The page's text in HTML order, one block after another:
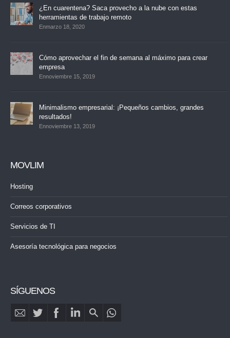
¿En cuarentena? Saca provecho a la nube con estas
herramientas de trabajo remoto
Enmarzo 18, 2020
Cómo aprovechar el fin de semana al máximo para crear
empresa
Ennoviembre 15, 2019
Minimalismo empresarial: ¡Pequeños cambios, grandes
resultados!
Ennoviembre 13, 2019
MOVLIM
Hosting
Correos corporativos
Servicios de TI
Asesoría tecnológica para negocios
SÍGUENOS